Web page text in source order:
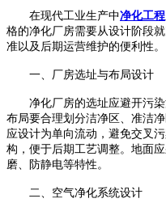
在现代工业生产中净化工程
格的净化厂房需要从设计阶段
准以及后期运营维护的便利性。
一、厂房选址与布局设计
净化厂房的选址应避开污
布局要合理划分洁净区、准洁
应设计为单向流动，避免交叉
构，便于后期工艺调整。地面
磨、防静电等特性。
二、空气净化系统设计